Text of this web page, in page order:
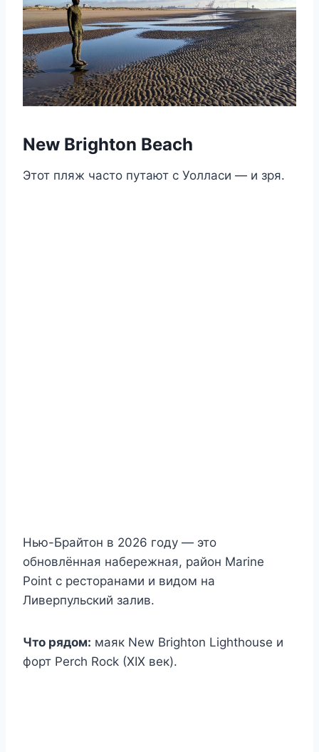
New Brighton Beach
Этот пляж часто путают с Уолласи — и зря.
Нью-Брайтон в 2026 году — это
обновлённая набережная, район Marine
Point с ресторанами и видом на
Ливерпульский залив.
Что рядом: маяк New Brighton Lighthouse и
форт Perch Rock (XIX век).